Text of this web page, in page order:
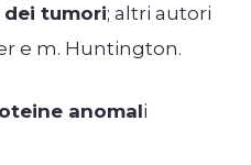
tumori; altri autori
e m. Huntington.
anomali